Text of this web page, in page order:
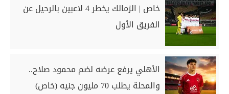
خاص | الزمالك يخطر 4 لاعبين بالرحيل عن
الفريق الأول
الأهلي يرفع عرضه لضم محمود صلاح..
والمحلة يطلب 70 مليون جنيه (خاص)